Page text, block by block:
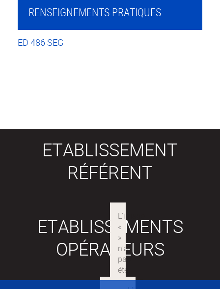
RENSEIGNEMENTS PRATIQUES
ED 486 SEG
ETABLISSEMENT
RÉFÉRENT
ETABLISSEMENTS
OPÉRATEURS